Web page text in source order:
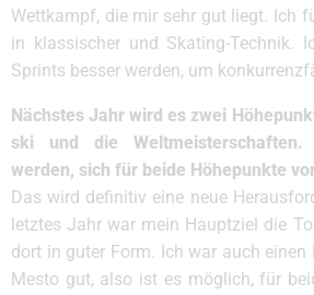
Wettkampf, die mir sehr gut liegt. Ich
in klassischer und Skating-Technik.
Sprints besser werden, um
Nächstes Jahr wird es zwei
ski und die
werden, sich für beide Höhepunkte
Das wird definitiv eine neue
letztes Jahr war mein Hauptziel die
dort in guter Form. Ich war auch
Mesto gut, also ist es möglich, für